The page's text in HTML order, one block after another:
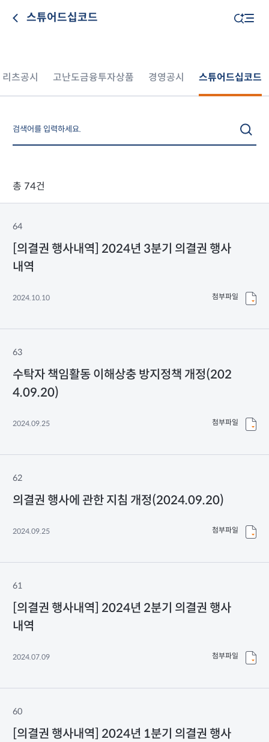
스튜어드십코드
리츠공시 고난도금융투자상품 경영공시 스튜어드십코드
총 74건
64
[의결권 행사내역] 2024년 3분기 의결권 행사
내역
2024.10.10 첨부파일
63
수탁자 책임활동 이해상충 방지정책 개정(202
4.09.20)
2024.09.25 첨부파일
62
의결권 행사에 관한 지침 개정(2024.09.20)
2024.09.25 첨부파일
61
[의결권 행사내역] 2024년 2분기 의결권 행사
내역
2024.07.09 첨부파일
60
[의결권 행사내역] 2024년 1분기 의결권 행사